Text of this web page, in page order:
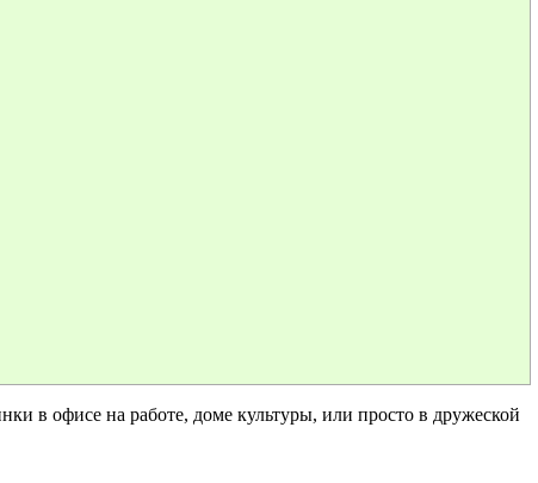
в офисе на работе, доме культуры, или просто в дружеской